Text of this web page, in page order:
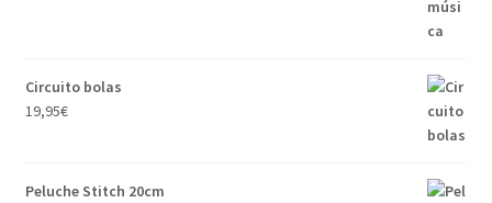
Circuito bolas
19,95€
Peluche Stitch 20cm